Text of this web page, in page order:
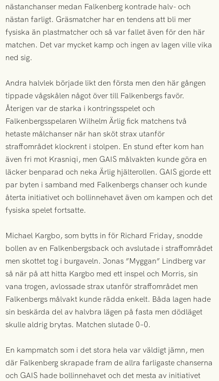
nästanchanser medan Falkenberg kontrade halv- och
nästan farligt. Gräsmatcher har en tendens att bli mer
fysiska än plastmatcher och så var fallet även för den här
matchen. Det var mycket kamp och ingen av lagen ville vika
ned sig.
Andra halvlek började likt den första men den här gången
tippade vågskålen något över till Falkenbergs favör.
Återigen var de starka i kontringsspelet och
Falkenbergsspelaren Wilhelm Ärlig fick matchens två
hetaste målchanser när han sköt strax utanför
straffområdet klockrent i stolpen. En stund efter kom han
även fri mot Krasniqi, men GAIS målvakten kunde göra en
läcker benparad och neka Ärlig hjälterollen. GAIS gjorde ett
par byten i samband med Falkenbergs chanser och kunde
återta initiativet och bollinnehavet även om kampen och det
fysiska spelet fortsatte.
Michael Kargbo, som bytts in för Richard Friday, snodde
bollen av en Falkenbergsback och avslutade i straffområdet
men skottet tog i burgaveln. Jonas ”Myggan” Lindberg var
så när på att hitta Kargbo med ett inspel och Morris, sin
vana trogen, avlossade strax utanför straffområdet men
Falkenbergs målvakt kunde rädda enkelt. Båda lagen hade
sin beskärda del av halvbra lägen på fasta men dödläget
skulle aldrig brytas. Matchen slutade 0–0.
En kampmatch som i det stora hela var väldigt jämn, men
där Falkenberg skrapade fram de allra farligaste chanserna
och GAIS hade bollinnehavet och det mesta av initiativet